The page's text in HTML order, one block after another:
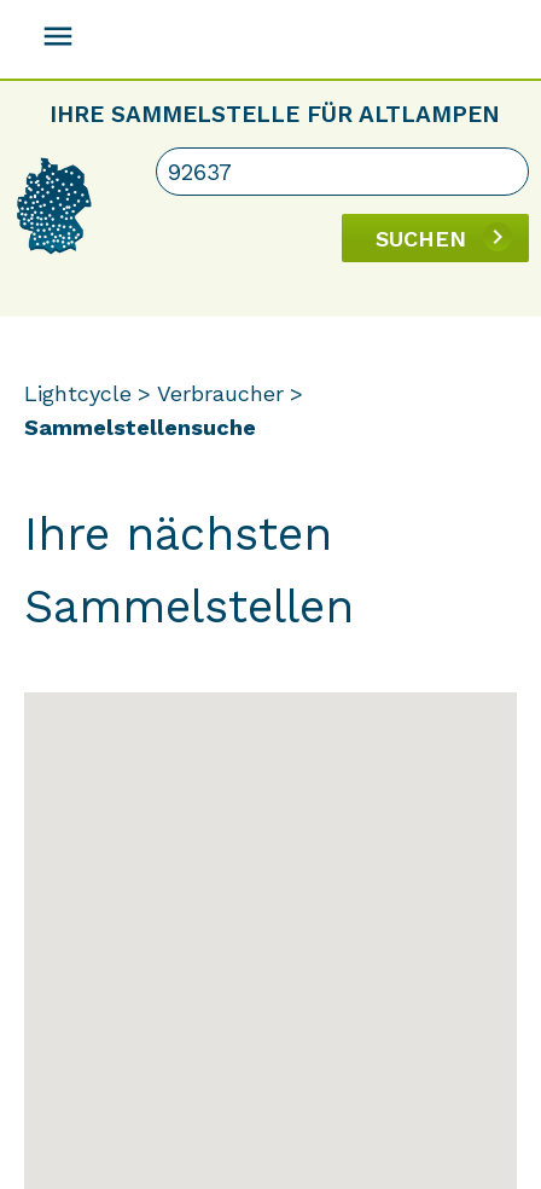
menu
IHRE SAMMELSTELLE FÜR ALTLAMPEN
SUCHEN
Lightcycle
Verbraucher
Sammelstellensuche
Ihre nächsten
Sammelstellen